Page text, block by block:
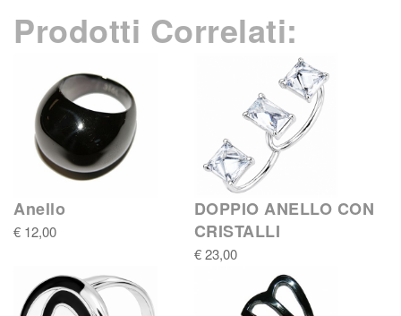
Prodotti Correlati:
Anello
€ 12,00
DOPPIO ANELLO CON
CRISTALLI
€ 23,00